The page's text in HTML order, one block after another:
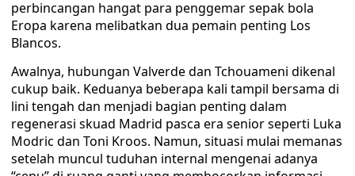
perbincangan hangat para penggemar sepak bola
Eropa karena melibatkan dua pemain penting Los
Blancos.
Awalnya, hubungan Valverde dan Tchouameni dikenal
cukup baik. Keduanya beberapa kali tampil bersama di
lini tengah dan menjadi bagian penting dalam
regenerasi skuad Madrid pasca era senior seperti Luka
Modric dan Toni Kroos. Namun, situasi mulai memanas
setelah muncul tuduhan internal mengenai adanya